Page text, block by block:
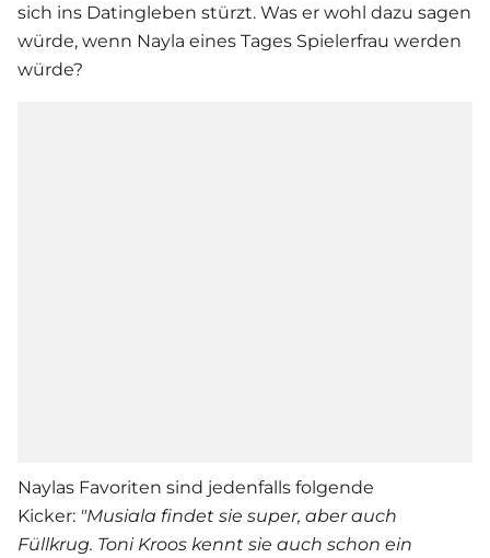
sich ins Datingleben stürzt. Was er wohl dazu sagen
würde, wenn Nayla eines Tages Spielerfrau werden
würde?
Naylas Favoriten sind jedenfalls folgende
Kicker: "Musiala findet sie super, aber auch
Füllkrug. Toni Kroos kennt sie auch schon ein